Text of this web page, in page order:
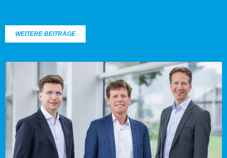
WEITERE BEITRÄGE